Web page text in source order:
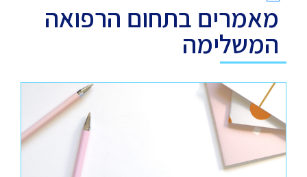
מאמרים בתחום הרפואה
המשלימה